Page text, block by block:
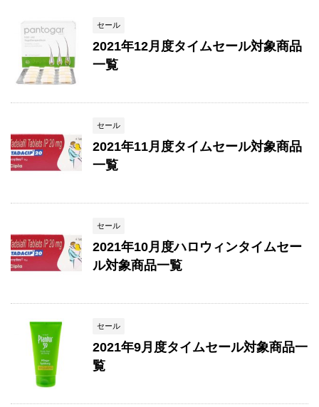
セール
2021年12月度タイムセール対象商品
一覧
セール
2021年11月度タイムセール対象商品
一覧
セール
2021年10月度ハロウィンタイムセー
ル対象商品一覧
セール
2021年9月度タイムセール対象商品一
覧